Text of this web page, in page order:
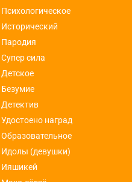
Психологическое
Исторический
Пародия
Супер сила
Детское
Безумие
Детектив
Удостоено наград
Образовательное
Идолы (девушки)
Ияшикей